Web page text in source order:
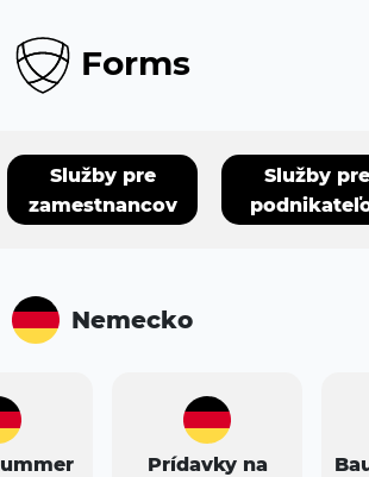
Forms
Služby pre
zamestnancov
Služby pre
Nemecko
Prídavky na